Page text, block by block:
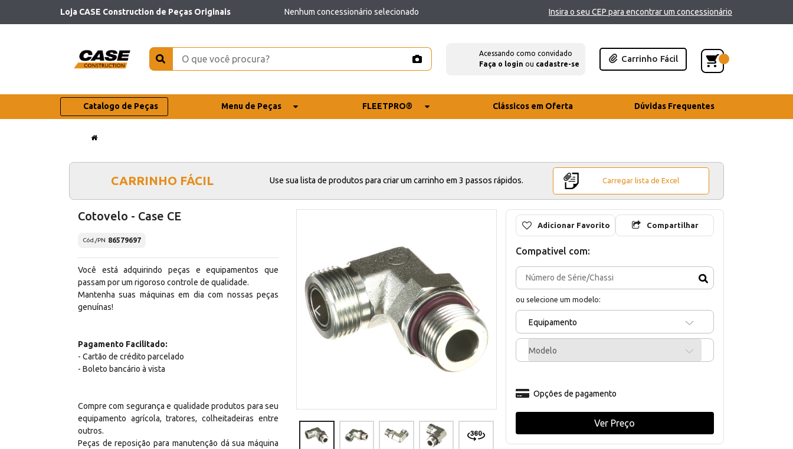
Loja CASE Construction de Peças Originais Nenhum concessionário selecionado Insira o seu CEP para encontrar um concessionário
Acessando como convidado
Faça o login ou cadastre-se
Carrinho Fácil
Catalogo de Peças Menu de Peças FLEETPRO® Clássicos em Oferta Dúvidas Frequentes
CARRINHO FÁCIL Use sua lista de produtos para criar um carrinho em 3 passos rápidos. Carregar lista de Excel
Cotovelo - Case CE
Cód./PN 86579697
Você está adquirindo peças e equipamentos que
passam por um rigoroso controle de qualidade.
Mantenha suas máquinas em dia com nossas peças
genuínas!
Pagamento Facilitado:
- Cartão de crédito parcelado
- Boleto bancário à vista
Compre com segurança e qualidade produtos para seu
equipamento agrícola, tratores, colheitadeiras entre
outros.
Peças de reposição para manutenção dá sua máquina
Adicionar Favorito Compartilhar
Compativel com:
ou selecione um modelo:
Equipamento
Modelo
Opções de pagamento
Ver Preço